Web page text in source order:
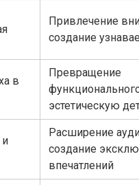
Привлечение
создание
в
Превращение
эстетическую
Расширение
создание
впечатлений